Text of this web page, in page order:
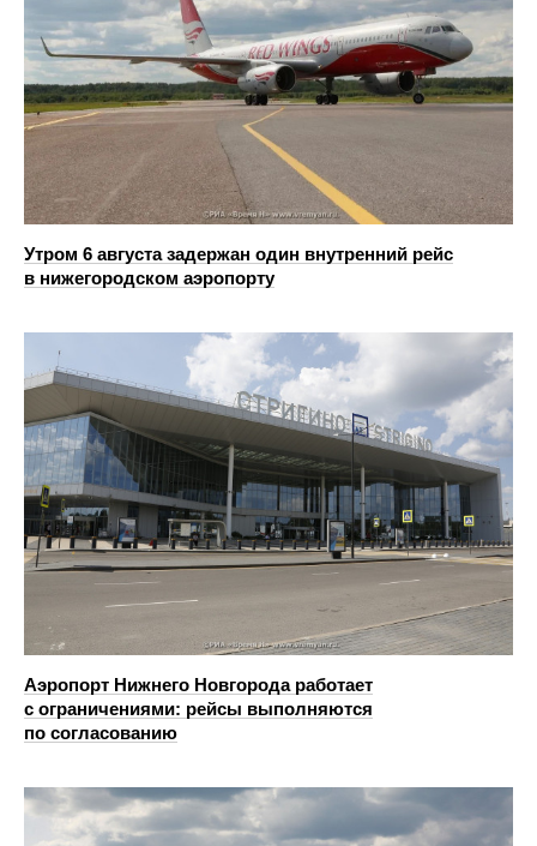
Утром 6 августа задержан один внутренний рейс
в нижегородском аэропорту
Аэропорт Нижнего Новгорода работает
с ограничениями: рейсы выполняются
по согласованию